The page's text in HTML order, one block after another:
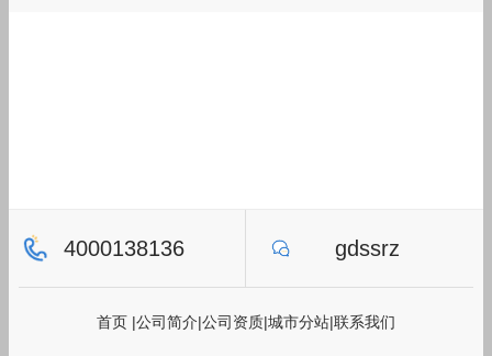
4000138136 gdssrz
首页 |公司简介|公司资质|城市分站|联系我们